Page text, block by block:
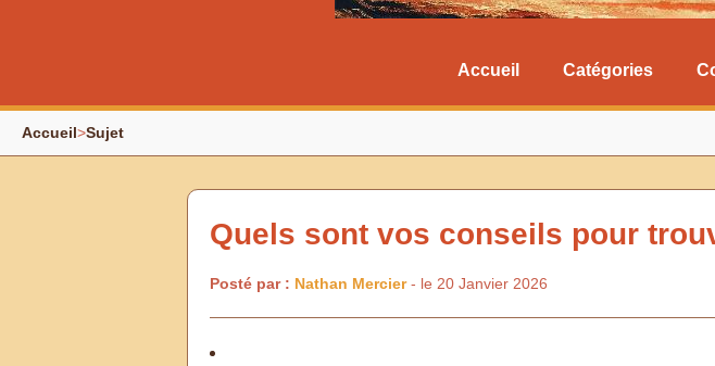
Accueil Catégories
Accueil>Sujet
Quels sont vos conseils pour
Posté par : Nathan Mercier- le 20 Janvier 2026